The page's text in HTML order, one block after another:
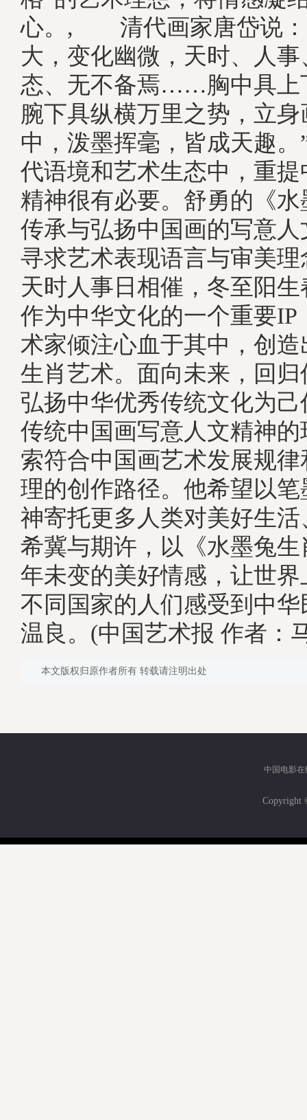
心。, 清代画家唐岱说：
大，变化幽微，天时、人
态、无不备焉……胸中具上
腕下具纵横万里之势，立
中，泼墨挥毫，皆成天趣。
代语境和艺术生态中，重
精神很有必要。舒勇的《
传承与弘扬中国画的写意
寻求艺术表现语言与审美
天时人事日相催，冬至阳
作为中华文化的一个重要IP
术家倾注心血于其中，创
生肖艺术。面向未来，回
弘扬中华优秀传统文化为
传统中国画写意人文精神
索符合中国画艺术发展规
理的创作路径。他希望以
神寄托更多人类对美好生
希冀与期许，以《水墨兔
年未变的美好情感，让世
不同国家的人们感受到中
温良。(中国艺术报 作者：
本文版权归原作者所有 转载请注明出处
中国电影在
Copyright